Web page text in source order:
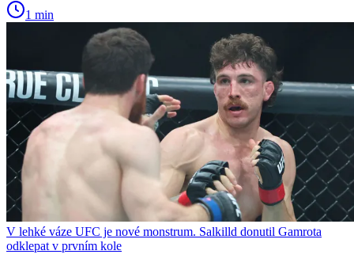
1 min
V lehké váze UFC je nové monstrum. Salkilld donutil Gamrota
odklepat v prvním kole